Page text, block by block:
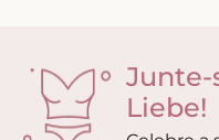
Junte-
Liebe!